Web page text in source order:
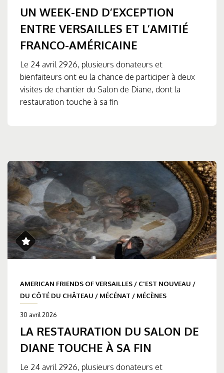
UN WEEK-END D’EXCEPTION
ENTRE VERSAILLES ET L’AMITIÉ
FRANCO-AMÉRICAINE
Le 24 avril 2926, plusieurs donateurs et
bienfaiteurs ont eu la chance de participer à deux
visites de chantier du Salon de Diane, dont la
restauration touche à sa fin
AMERICAN FRIENDS OF VERSAILLES / C'EST NOUVEAU /
DU CÔTÉ DU CHÂTEAU / MÉCÉNAT / MÉCÈNES
30 avril 2026
LA RESTAURATION DU SALON DE
DIANE TOUCHE À SA FIN
Le 24 avril 2926, plusieurs donateurs et